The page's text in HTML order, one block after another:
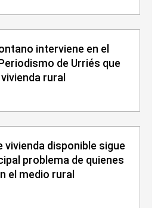
interviene en el
de Urriés que
rural
vivienda disponible sigue
problema de quienes
el medio rural